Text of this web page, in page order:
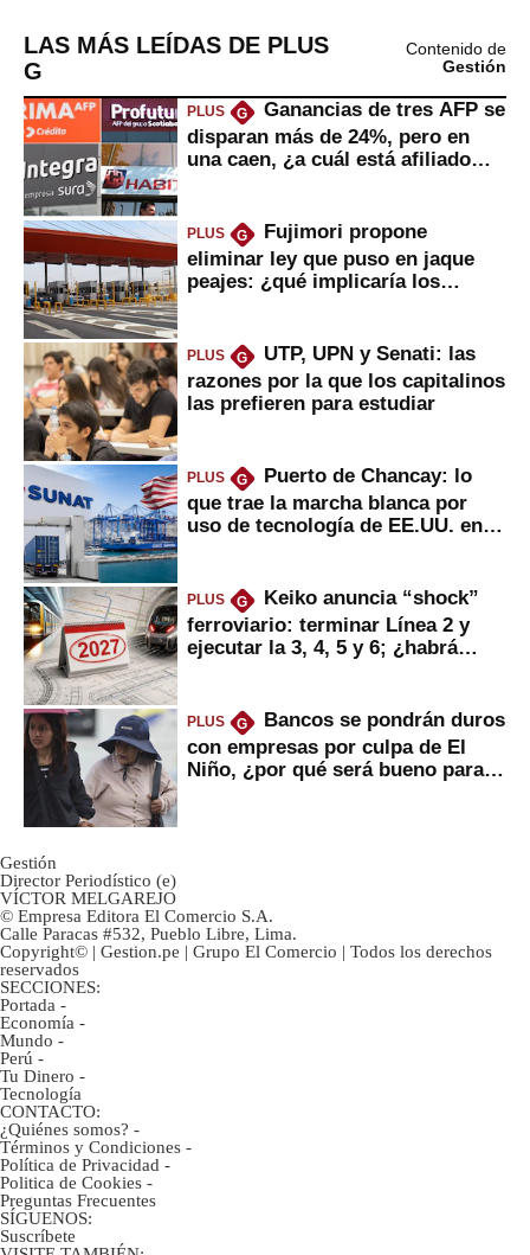
LAS MÁS LEÍDAS DE PLUS
G
Contenido de
Gestión
PLUS G
Ganancias de tres AFP se
disparan más de 24%, pero en
una caen, ¿a cuál está afiliado
PLUS G
Fujimori propone
eliminar ley que puso en jaque
peajes: ¿qué implicaría los
PLUS G
UTP, UPN y Senati: las
razones por la que los capitalinos
las prefieren para estudiar
PLUS G
Puerto de Chancay: lo
que trae la marcha blanca por
uso de tecnología de EE.UU. en
PLUS G
Keiko anuncia “shock”
ferroviario: terminar Línea 2 y
ejecutar la 3, 4, 5 y 6; ¿habrá
PLUS G
Bancos se pondrán duros
con empresas por culpa de El
Niño, ¿por qué será bueno para
Gestión
Director Periodístico (e)
VÍCTOR MELGAREJO
© Empresa Editora El Comercio S.A.
Calle Paracas #532, Pueblo Libre, Lima.
Copyright© | Gestion.pe | Grupo El Comercio | Todos los derechos
reservados
SECCIONES:
Portada -
Economía -
Mundo -
Perú -
Tu Dinero -
Tecnología
CONTACTO:
¿Quiénes somos? -
Términos y Condiciones -
Política de Privacidad -
Politica de Cookies -
Preguntas Frecuentes
SÍGUENOS:
Suscríbete